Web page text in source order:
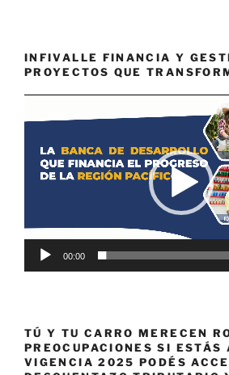
INFIVALLE FINANCIA Y
PROYECTOS QUE
de
00:00
TÚ Y TU CARRO MERECEN
PREOCUPACIONES SI ESTÁS
VIGENCIA 2025 PODÉS